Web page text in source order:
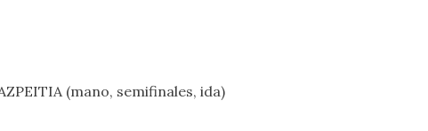
(mano, semifinales, ida)